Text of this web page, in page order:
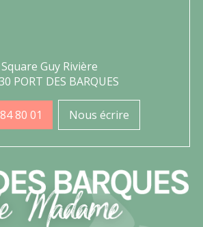
Square Guy Rivière
PORT DES BARQUES
80 01 Nous écrire